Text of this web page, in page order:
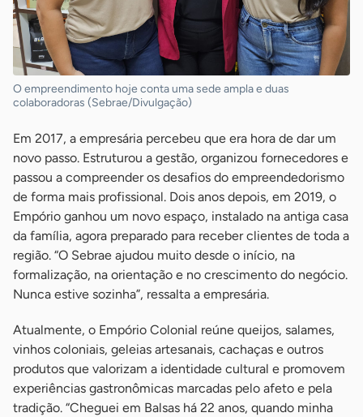
O empreendimento hoje conta uma sede ampla e duas
colaboradoras (Sebrae/Divulgação)
Em 2017, a empresária percebeu que era hora de dar um
novo passo. Estruturou a gestão, organizou fornecedores e
passou a compreender os desafios do empreendedorismo
de forma mais profissional. Dois anos depois, em 2019, o
Empório ganhou um novo espaço, instalado na antiga casa
da família, agora preparado para receber clientes de toda a
região. “O Sebrae ajudou muito desde o início, na
formalização, na orientação e no crescimento do negócio.
Nunca estive sozinha”, ressalta a empresária.
Atualmente, o Empório Colonial reúne queijos, salames,
vinhos coloniais, geleias artesanais, cachaças e outros
produtos que valorizam a identidade cultural e promovem
experiências gastronômicas marcadas pelo afeto e pela
tradição. “Cheguei em Balsas há 22 anos, quando minha